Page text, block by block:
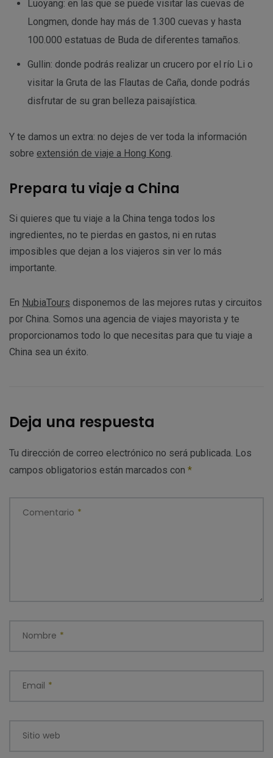
Luoyang: en las que se puede visitar las cuevas de
Longmen, donde hay más de 1.300 cuevas y hasta
100.000 estatuas de Buda de diferentes tamaños.
Gullin: donde podrás realizar un crucero por el río Li o
visitar la Gruta de las Flautas de Caña, donde podrás
disfrutar de su gran belleza paisajística.
Y te damos un extra: no dejes de ver toda la información
sobre extensión de viaje a Hong Kong
Prepara tu viaje a China
Si quieres que tu viaje a la China tenga todos los
ingredientes, no te pierdas en gastos, ni en rutas
imposibles que dejan a los viajeros sin ver lo más
importante.
En NubiaTours disponemos de las mejores rutas y circuitos
por China. Somos una agencia de viajes mayorista y te
proporcionamos todo lo que necesitas para que tu viaje a
China sea un éxito.
Deja una respuesta
Tu dirección de correo electrónico no será publicada. Los
campos obligatorios están marcados con *
Comentario *
Nombre *
Email *
Sitio web